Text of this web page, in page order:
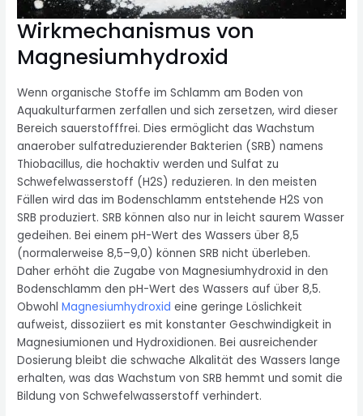
Wirkmechanismus von
Magnesiumhydroxid
Wenn organische Stoffe im Schlamm am Boden von
Aquakulturfarmen zerfallen und sich zersetzen, wird dieser
Bereich sauerstofffrei. Dies ermöglicht das Wachstum
anaerober sulfatreduzierender Bakterien (SRB) namens
Thiobacillus, die hochaktiv werden und Sulfat zu
Schwefelwasserstoff (H2S) reduzieren. In den meisten
Fällen wird das im Bodenschlamm entstehende H2S von
SRB produziert. SRB können also nur in leicht saurem Wasser
gedeihen. Bei einem pH-Wert des Wassers über 8,5
(normalerweise 8,5–9,0) können SRB nicht überleben.
Daher erhöht die Zugabe von Magnesiumhydroxid in den
Bodenschlamm den pH-Wert des Wassers auf über 8,5.
ObwohlMagnesiumhydroxid eine geringe Löslichkeit
aufweist, dissoziiert es mit konstanter Geschwindigkeit in
Magnesiumionen und Hydroxidionen. Bei ausreichender
Dosierung bleibt die schwache Alkalität des Wassers lange
erhalten, was das Wachstum von SRB hemmt und somit die
Bildung von Schwefelwasserstoff verhindert.